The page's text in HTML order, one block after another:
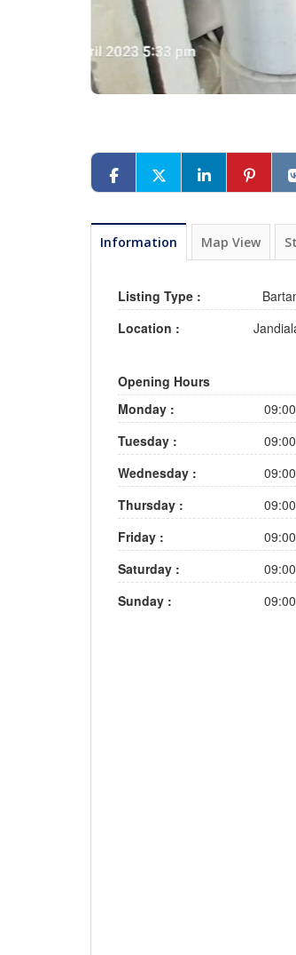
Information Map View
Listing Type :
Location :
Opening Hours
Monday :
Tuesday :
Wednesday :
Thursday :
Friday :
Saturday :
Sunday :